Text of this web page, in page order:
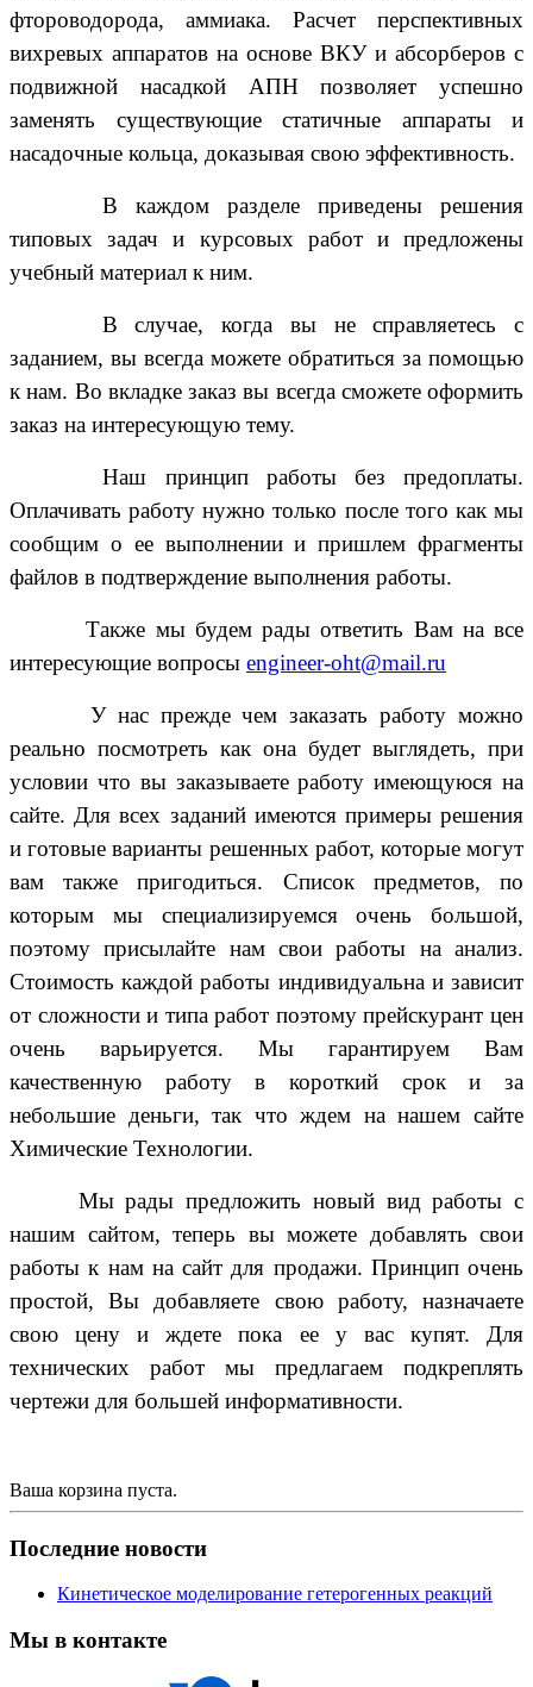
фтороводорода, аммиака. Расчет перспективных
вихревых аппаратов на основе ВКУ и абсорберов с
подвижной насадкой АПН позволяет успешно
заменять существующие статичные аппараты и
насадочные кольца, доказывая свою эффективность.
В каждом разделе приведены решения
типовых задач и курсовых работ и предложены
учебный материал к ним.
В случае, когда вы не справляетесь с
заданием, вы всегда можете обратиться за помощью
к нам. Во вкладке заказ вы всегда сможете оформить
заказ на интересующую тему.
Наш принцип работы без предоплаты.
Оплачивать работу нужно только после того как мы
сообщим о ее выполнении и пришлем фрагменты
файлов в подтверждение выполнения работы.
Также мы будем рады ответить Вам на все
интересующие вопросы engineer-oht@mail.ru
У нас прежде чем заказать работу можно
реально посмотреть как она будет выглядеть, при
условии что вы заказываете работу имеющуюся на
сайте. Для всех заданий имеются примеры решения
и готовые варианты решенных работ, которые могут
вам также пригодиться. Список предметов, по
которым мы специализируемся очень большой,
поэтому присылайте нам свои работы на анализ.
Стоимость каждой работы индивидуальна и зависит
от сложности и типа работ поэтому прейскурант цен
очень варьируется. Мы гарантируем Вам
качественную работу в короткий срок и за
небольшие деньги, так что ждем на нашем сайте
Химические Технологии.
Мы рады предложить новый вид работы с
нашим сайтом, теперь вы можете добавлять свои
работы к нам на сайт для продажи. Принцип очень
простой, Вы добавляете свою работу, назначаете
свою цену и ждете пока ее у вас купят. Для
технических работ мы предлагаем подкреплять
чертежи для большей информативности.
Ваша корзина пуста.
Последние новости
Кинетическое моделирование гетерогенных реакций
Мы в контакте